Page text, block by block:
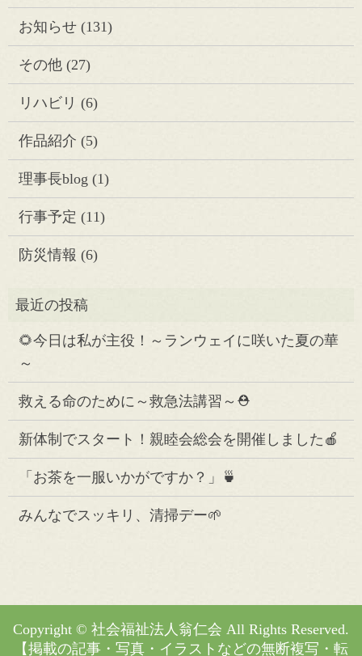
お知らせ(131)
その他(27)
リハビリ (6)
作品紹介 (5)
理事長blog (1)
行事予定 (11)
防災情報 (6)
🌻今日は私が主役！～ランウェイに咲いた夏の華
～
救える命のために～救急法講習～⛑️
新体制でスタート！親睦会総会を開催しました🍎
「お茶を一服いかがですか？」🍵
みんなでスッキリ、清掃デー🌱
Copyright © 社会福祉法人翁仁会 All Rights Reserved.
【掲載の記事・写真・イラストなどの無断複写・転